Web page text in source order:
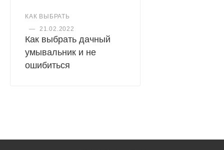
КАК ВЫБРАТЬ
—
21.02.2022
Как выбрать дачный
умывальник и не
ошибиться